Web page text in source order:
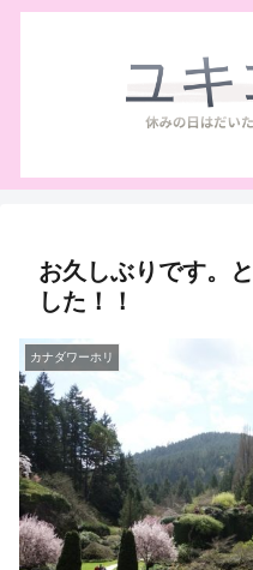
お久しぶりです。
した！！
カナダワーホリ